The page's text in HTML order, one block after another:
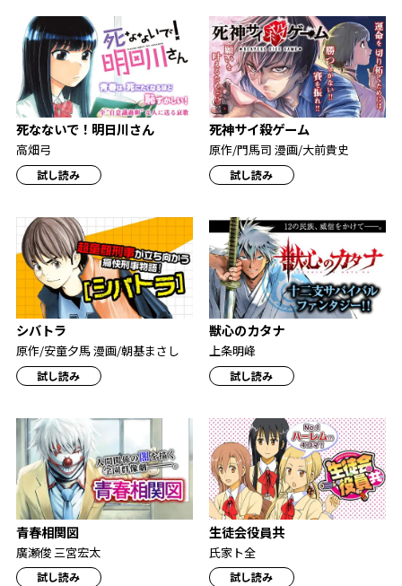
死なないで！明日川さん
高畑弓
試し読み
死神サイ殺ゲーム
原作/門馬司 漫画/大前貴史
試し読み
シバトラ
原作/安童夕馬 漫画/朝基まさし
試し読み
獣心のカタナ
上条明峰
試し読み
青春相関図
廣瀬俊 三宮宏太
試し読み
生徒会役員共
氏家ト全
試し読み